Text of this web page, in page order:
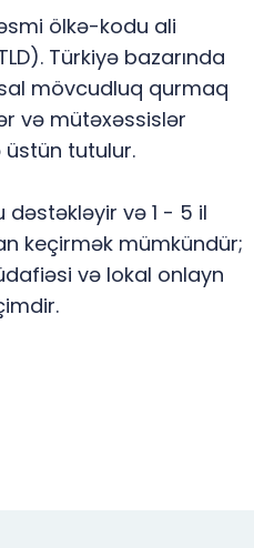
ölkə-kodu ali
Türkiyə bazarında
mövcudluq qurmaq
və mütəxəssislər
tutulur.
dəstəkləyir və 1 - 5 il
keçirmək mümkündür;
və lokal onlayn